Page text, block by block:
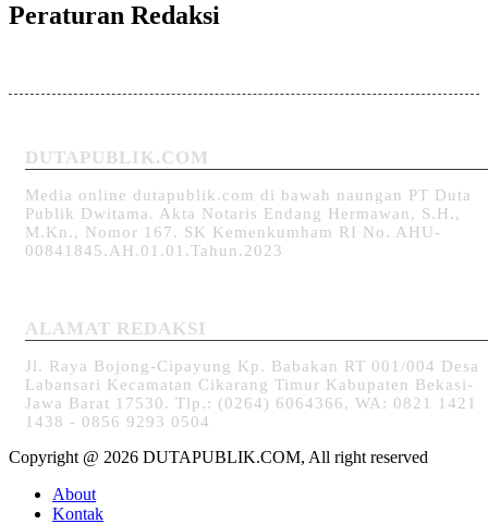
Peraturan Redaksi
DUTAPUBLIK.COM
Media online dutapublik.com di bawah naungan PT Duta
Publik Dwitama. Akta Notaris Endang Hermawan, S.H.,
M.Kn., Nomor 167. SK Kemenkumham RI No. AHU-
00841845.AH.01.01.Tahun.2023
ALAMAT REDAKSI
Jl. Raya Bojong-Cipayung Kp. Babakan RT 001/004 Desa
Labansari Kecamatan Cikarang Timur Kabupaten Bekasi-
Jawa Barat 17530. Tlp.: (0264) 6064366, WA: 0821 1421
1438 - 0856 9293 0504
Copyright @ 2026 DUTAPUBLIK.COM, All right reserved
About
Kontak